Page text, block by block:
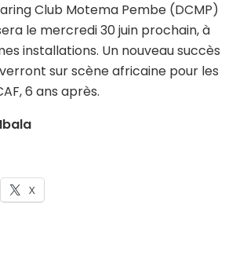
Club Motema Pembe (DCMP)
le mercredi 30 juin prochain, à
installations. Un nouveau succès
sur scène africaine pour les
6 ans après.
X